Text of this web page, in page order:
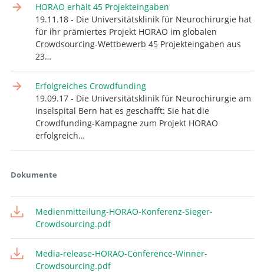
HORAO erhält 45 Projekteingaben
19.11.18 - Die Universitätsklinik für Neurochirurgie hat
für ihr prämiertes Projekt HORAO im globalen
Crowdsourcing-Wettbewerb 45 Projekteingaben aus
23…
Erfolgreiches Crowdfunding
19.09.17 - Die Universitätsklinik für Neurochirurgie am
Inselspital Bern hat es geschafft: Sie hat die
Crowdfunding-Kampagne zum Projekt HORAO
erfolgreich…
Dokumente
Medienmitteilung-HORAO-Konferenz-Sieger-
Crowdsourcing.pdf
Media-release-HORAO-Conference-Winner-
Crowdsourcing.pdf